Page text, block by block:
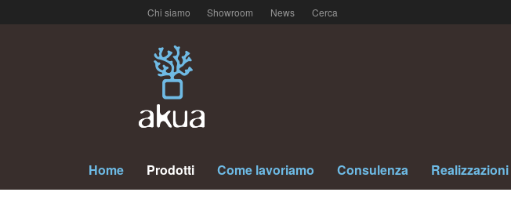
Chi siamo Showroom News Cerca
Home Prodotti Come lavoriamo Consulenza Realizzazioni